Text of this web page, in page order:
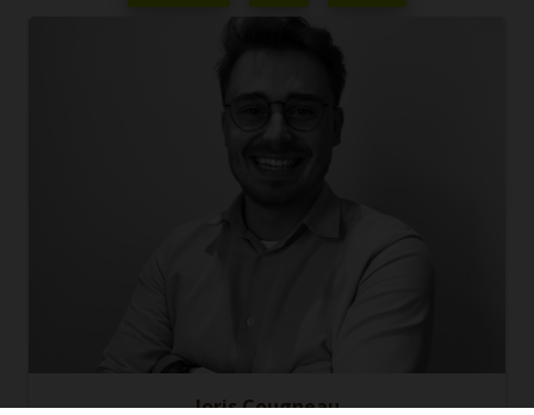
Joris Cougneau